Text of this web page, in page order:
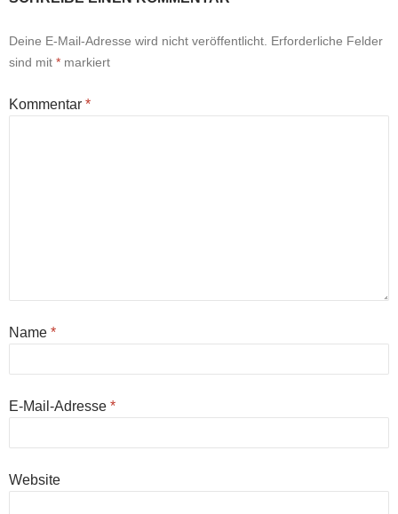
Deine E-Mail-Adresse wird nicht veröffentlicht. Erforderliche Felder
sind mit * markiert
Kommentar *
Name *
E-Mail-Adresse *
Website